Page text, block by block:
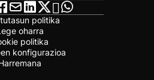
politika
oharra
politika
konfigurazioa